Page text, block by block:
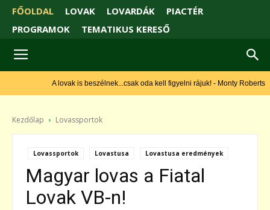
FŐOLDAL LOVAK LOVARDÁK
PIACTÉR
PROGRAMOK
TEMATIKUS KERESŐ
A lovak is beszélnek...csak oda kell figyelni rájuk! - Monty Roberts
Kezdőlap Lovassportok
Lovassportok Lovastusa Lovastusa eredmények
Magyar lovas a Fiatal
Lovak VB-n!